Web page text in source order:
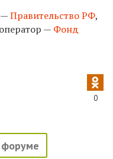
—Правительство РФ,
— Фонд
0
форуме